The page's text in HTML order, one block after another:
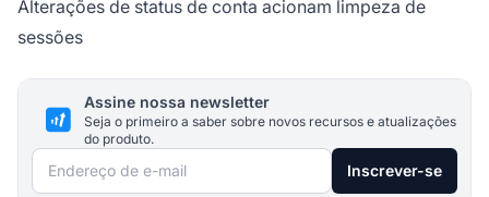
Alterações de status de conta acionam limpeza de
sessões
Assine nossa newsletter
Seja o primeiro a saber sobre novos recursos e atualizações
do produto.
Endereço de e-mail Inscrever-se